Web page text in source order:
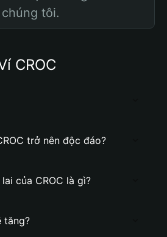
chúng tôi.
CROC
trở nên độc đáo?
của CROC là gì?
tăng?